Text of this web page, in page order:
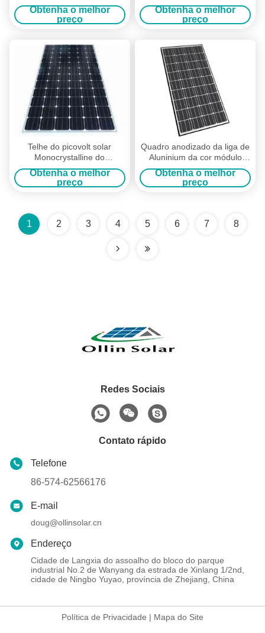
seguros e duradouros
Obtenha o melhor
preço
sistema conectado da
produção de eletricidade
Obtenha o melhor
preço
Telhe do picovolt solar
Monocrystalline do
módulo/silicone do sistema
de energia módulo solar 310
watts
Obtenha o melhor
preço
Quadro anodizado da liga de
Aluninium da cor módulo
solar Monocrystalline preto
Obtenha o melhor
preço
1 2 3 4 5 6 7 8
Redes Sociais
Contato rápido
Telefone
86-574-62566176
E-mail
doug@ollinsolar.cn
Endereço
Cidade de Langxia do assoalho do bloco do parque
industrial No.2 de Wanyang da estrada de Xinlang 1/2nd,
cidade de Ningbo Yuyao, província de Zhejiang, China
Política de Privacidade | Mapa do Site